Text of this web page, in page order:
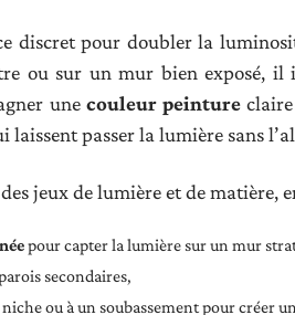
discret pour doubler la
ou sur un mur bien exposé,
une couleur peinture
laissent passer la lumière sans
jeux de lumière et de matière,
pour capter la lumière sur un mur
secondaires,
niche ou à un soubassement pour créer